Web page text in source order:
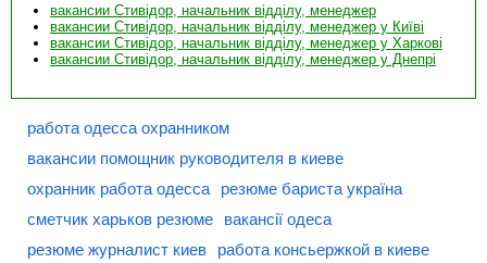
вакансии Стивідор, начальник відділу, менеджер
вакансии Стивідор, начальник відділу, менеджер у Київі
вакансии Стивідор, начальник відділу, менеджер у Харкові
вакансии Стивідор, начальник відділу, менеджер у Днепрі
работа одесса охранником
вакансии помощник руководителя в киеве
охранник работа одесса
резюме бариста україна
сметчик харьков резюме
вакансії одеса
резюме журналист киев
работа консьержкой в киеве